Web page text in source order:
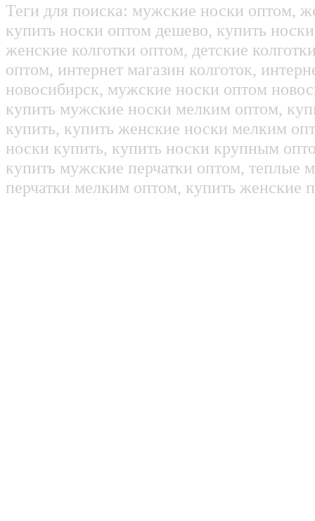
Теги для поиска: мужские носки оптом,
купить носки оптом дешево, купить
женские колготки оптом, детские
оптом, интернет магазин колготок,
новосибирск, мужские носки оптом
купить мужские носки мелким оптом,
купить, купить женские носки мелким
носки купить, купить носки крупным
купить мужские перчатки оптом, теплые
перчатки мелким оптом, купить женские